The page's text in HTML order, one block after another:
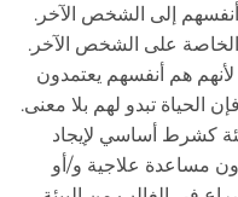
إلى الشخص الآخر.
الخاصة على الشخص الآخر.
هم أنفسهم يعتمدون
الحياة تبدو لهم بلا معنى.
كشرط أساسي لإيجاد
مساعدة علاجية و/أو